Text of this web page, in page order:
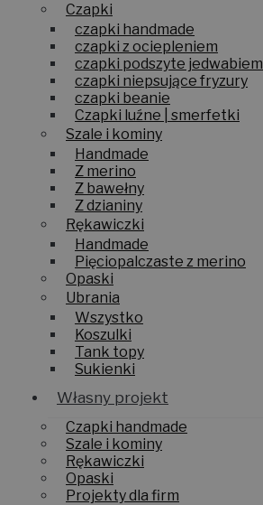
Czapki
czapki handmade
czapki z ociepleniem
czapki podszyte jedwabiem
czapki niepsujące fryzury
czapki beanie
Czapki luźne | smerfetki
Szale i kominy
Handmade
Z merino
Z bawełny
Z dzianiny
Rękawiczki
Handmade
Pięciopalczaste z merino
Opaski
Ubrania
Wszystko
Koszulki
Tank topy
Sukienki
Własny projekt
Czapki handmade
Szale i kominy
Rękawiczki
Opaski
Projekty dla firm